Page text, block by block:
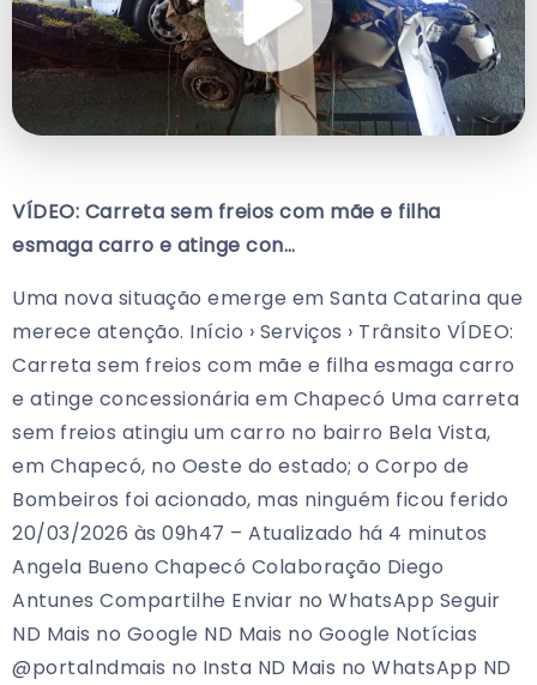
VÍDEO: Carreta sem freios com mãe e filha
esmaga carro e atinge con…
Uma nova situação emerge em Santa Catarina que
merece atenção. Início › Serviços › Trânsito VÍDEO:
Carreta sem freios com mãe e filha esmaga carro
e atinge concessionária em Chapecó Uma carreta
sem freios atingiu um carro no bairro Bela Vista,
em Chapecó, no Oeste do estado; o Corpo de
Bombeiros foi acionado, mas ninguém ficou ferido
20/03/2026 às 09h47 – Atualizado há 4 minutos
Angela Bueno Chapecó Colaboração Diego
Antunes Compartilhe Enviar no WhatsApp Seguir
ND Mais no Google ND Mais no Google Notícias
@portalndmais no Insta ND Mais no WhatsApp ND